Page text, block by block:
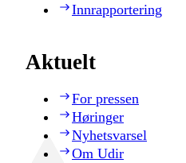
Innrapportering
Aktuelt
For pressen
Høringer
Nyhetsvarsel
Om Udir